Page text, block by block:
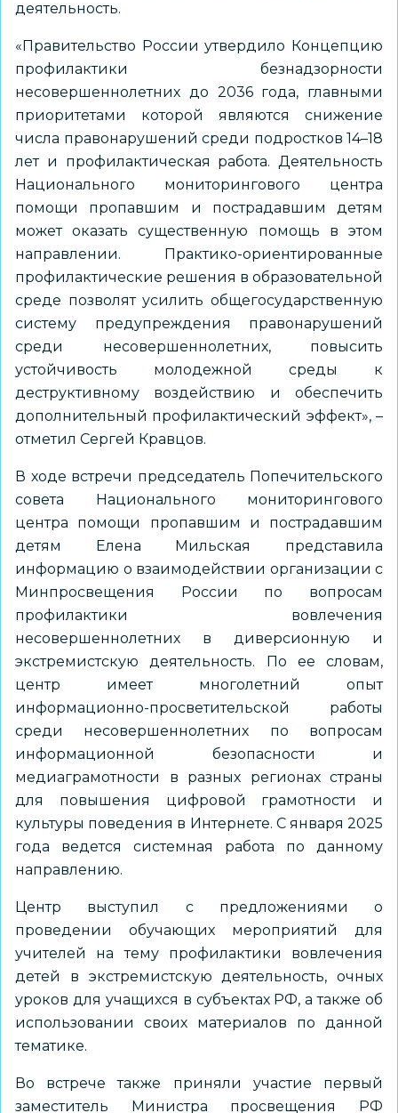
деятельность.
«Правительство России утвердило Концепцию
профилактики безнадзорности
несовершеннолетних до 2036 года, главными
приоритетами которой являются снижение
числа правонарушений среди подростков 14–18
лет и профилактическая работа. Деятельность
Национального мониторингового центра
помощи пропавшим и пострадавшим детям
может оказать существенную помощь в этом
направлении. Практико-ориентированные
профилактические решения в образовательной
среде позволят усилить общегосударственную
систему предупреждения правонарушений
среди несовершеннолетних, повысить
устойчивость молодежной среды к
деструктивному воздействию и обеспечить
дополнительный профилактический эффект», –
отметил Сергей Кравцов.
В ходе встречи председатель Попечительского
совета Национального мониторингового
центра помощи пропавшим и пострадавшим
детям Елена Мильская представила
информацию о взаимодействии организации с
Минпросвещения России по вопросам
профилактики вовлечения
несовершеннолетних в диверсионную и
экстремистскую деятельность. По ее словам,
центр имеет многолетний опыт
информационно-просветительской работы
среди несовершеннолетних по вопросам
информационной безопасности и
медиаграмотности в разных регионах страны
для повышения цифровой грамотности и
культуры поведения в Интернете. С января 2025
года ведется системная работа по данному
направлению.
Центр выступил с предложениями о
проведении обучающих мероприятий для
учителей на тему профилактики вовлечения
детей в экстремистскую деятельность, очных
уроков для учащихся в субъектах РФ, а также об
использовании своих материалов по данной
тематике.
Во встрече также приняли участие первый
заместитель Министра просвещения РФ